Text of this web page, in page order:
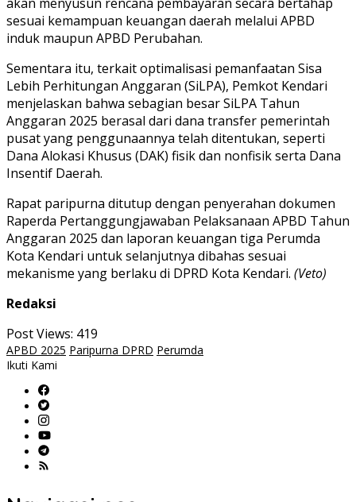
sesuai kemampuan keuangan daerah melalui APBD
induk maupun APBD Perubahan.
Sementara itu, terkait optimalisasi pemanfaatan Sisa
Lebih Perhitungan Anggaran (SiLPA), Pemkot Kendari
menjelaskan bahwa sebagian besar SiLPA Tahun
Anggaran 2025 berasal dari dana transfer pemerintah
pusat yang penggunaannya telah ditentukan, seperti
Dana Alokasi Khusus (DAK) fisik dan nonfisik serta Dana
Insentif Daerah.
Rapat paripurna ditutup dengan penyerahan dokumen
Raperda Pertanggungjawaban Pelaksanaan APBD Tahun
Anggaran 2025 dan laporan keuangan tiga Perumda
Kota Kendari untuk selanjutnya dibahas sesuai
mekanisme yang berlaku di DPRD Kota Kendari. (Veto)
Redaksi
Post Views: 419
APBD 2025 Paripurna DPRD Perumda
Ikuti Kami